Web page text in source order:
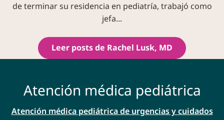
de terminar su residencia en pediatría, trabajó como
jefa...
Leer posts de Rachel Lusk, MD
Atención médica pediátrica
Atención médica pediátrica de urgencias y cuidados